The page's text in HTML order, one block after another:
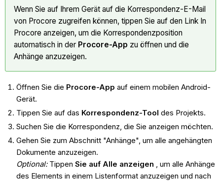
Wenn Sie auf Ihrem Gerät auf die Korrespondenz-E-Mail
von Procore zugreifen können, tippen Sie auf den Link In
Procore anzeigen, um die Korrespondenzposition
automatisch in der Procore-App zu öffnen und die
Anhänge anzuzeigen.
Öffnen Sie die Procore-App auf einem mobilen Android-
Gerät.
Tippen Sie auf das Korrespondenz-Tool des Projekts.
Suchen Sie die Korrespondenz, die Sie anzeigen möchten.
Gehen Sie zum Abschnitt "Anhänge", um alle angehängten
Dokumente anzuzeigen.
Optional: Tippen Sie auf Alle anzeigen
, um alle Anhänge
des Elements in einem Listenformat anzuzeigen und nach